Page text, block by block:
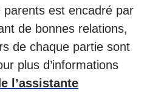
parents est encadré par
de bonnes relations,
de chaque partie sont
plus d’informations
l’assistante